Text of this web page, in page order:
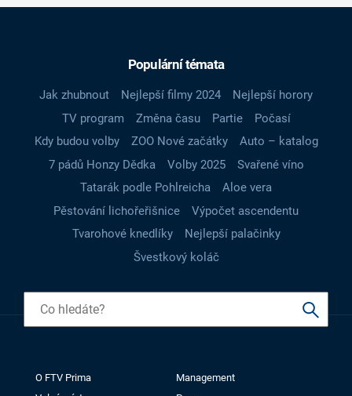
Populární témata
Jak zhubnout Nejlepší filmy 2024
Nejlepší horory
TV program
Změna času Partie
Počasí
Kdy budou volby
ZOO Nové začátky
Auto – katalog
7 pádů Honzy Dědka
Volby 2025
Svařené víno
Tatarák podle Pohlreicha
Aloe vera
Pěstování lichořeřišnice
Výpočet ascendentu
Tvarohové knedlíky
Nejlepší palačinky
Švestkový koláč
O FTV Prima
Management